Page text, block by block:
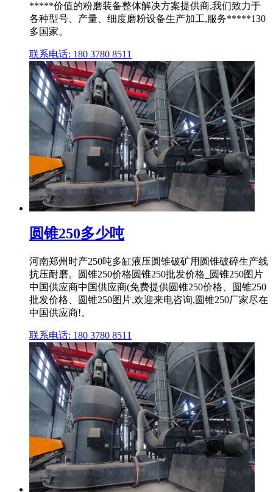
*****价值的粉磨装备整体解决方案提供商,我们致力于
各种型号、产量、细度磨粉设备生产加工,服务*****130
多国家。
联系电话: 180 3780 8511
圆锥250多少吨
河南郑州时产250吨多缸液压圆锥破矿用圆锥破碎生产线
抗压耐磨。圆锥250价格圆锥250批发价格_圆锥250图片
中国供应商中国供应商(免费提供圆锥250价格、圆锥250
批发价格、圆锥250图片,欢迎来电咨询,圆锥250厂家尽在
中国供应商!。
联系电话: 180 3780 8511